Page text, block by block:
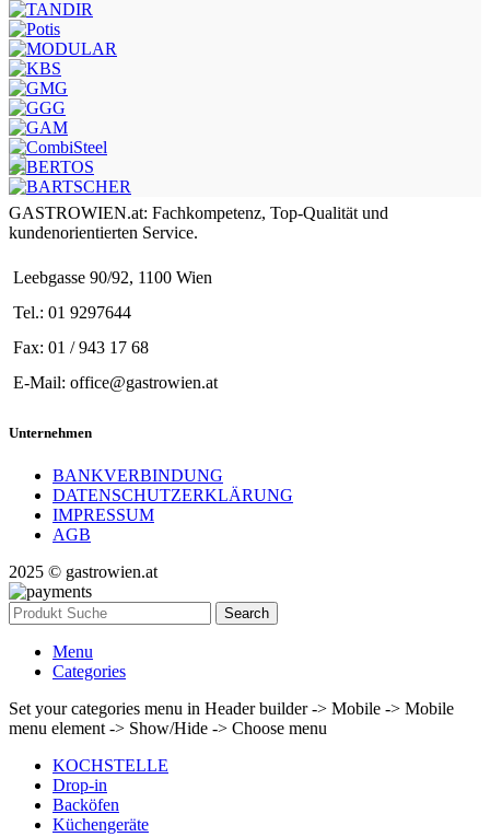
GASTROWIEN.at: Fachkompetenz, Top-Qualität und
kundenorientierten Service.
Leebgasse 90/92, 1100 Wien
Tel.: 01 9297644
Fax: 01 / 943 17 68
E-Mail: office@gastrowien.at
Unternehmen
BANKVERBINDUNG
DATENSCHUTZERKLÄRUNG
IMPRESSUM
AGB
2025 © gastrowien.at
Search
Menu
Categories
Set your categories menu in Header builder -> Mobile -> Mobile
menu element -> Show/Hide -> Choose menu
KOCHSTELLE
Drop-in
Backöfen
Küchengeräte